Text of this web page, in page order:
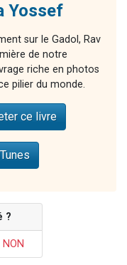
Yossef
sur le Gadol, Rav
de notre
riche en photos
pilier du monde.
ce livre
?
NON